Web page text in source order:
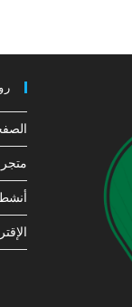
متجر